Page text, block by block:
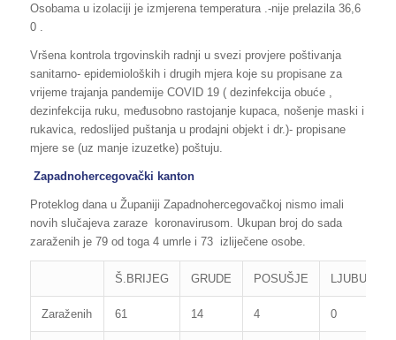
Osobama u izolaciji je izmjerena temperatura .-nije prelazila 36,6
0 .
Vršena kontrola trgovinskih radnji u svezi provjere poštivanja
sanitarno- epidemioloških i drugih mjera koje su propisane za
vrijeme trajanja pandemije COVID 19 ( dezinfekcija obuće ,
dezinfekcija ruku, međusobno rastojanje kupaca, nošenje maski i
rukavica, redoslijed puštanja u prodajni objekt i dr.)- propisane
mjere se (uz manje izuzetke) poštuju.
Zapadnohercegovački kanton
Proteklog dana u Županiji Zapadnohercegovačkoj nismo imali
novih slučajeva zaraze koronavirusom. Ukupan broj do sada
zaraženih je 79 od toga 4 umrle i 73 izliječene osobe.
Š.BRIJEG GRUDE POSUŠJE LJUBUŠKI
Zaraženih 61 14 4 0